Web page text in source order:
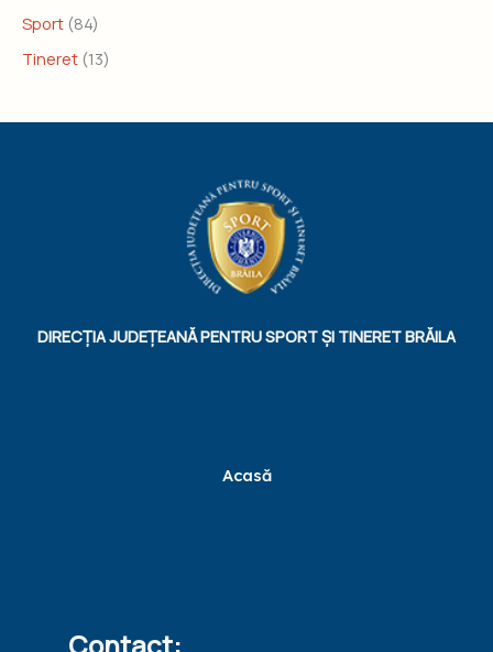
Sport (84)
Tineret (13)
DIRECȚIA JUDEȚEANĂ PENTRU SPORT ȘI TINERET BRĂILA
Acasă